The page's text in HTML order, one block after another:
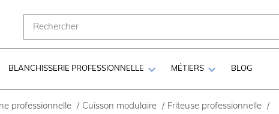
BLANCHISSERIE PROFESSIONNELLE  MÉTIERS  BLOG
professionnelle / Cuisson modulaire / Friteuse professionnelle /